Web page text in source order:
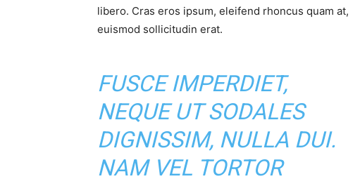
libero. Cras eros ipsum, eleifend rhoncus quam at,
euismod sollicitudin erat.
FUSCE IMPERDIET,
NEQUE UT SODALES
DIGNISSIM, NULLA DUI.
NAM VEL TORTOR